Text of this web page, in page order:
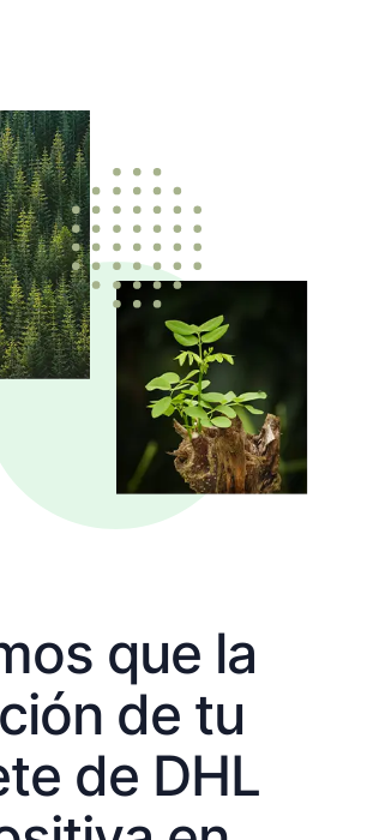
que la
de tu
de DHL